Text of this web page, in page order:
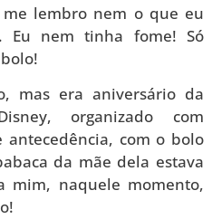
lembro nem o que eu
Eu nem tinha fome! Só
mas era aniversário da
organizado com
antecedência, com o bolo
da mãe dela estava
mim, naquele momento,